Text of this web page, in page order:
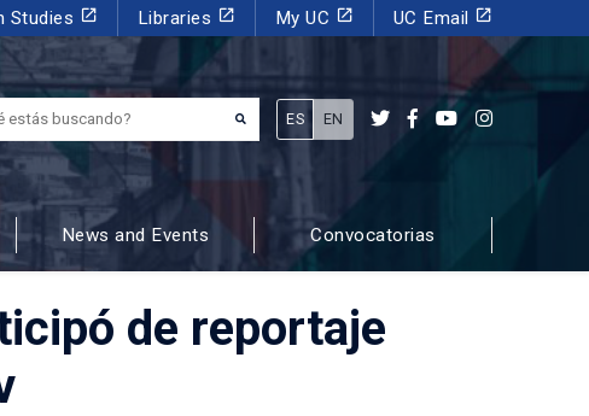
Studies launch Libraries launch My UC launch UC Email launch
¿Qué estás buscando?
ES EN
News and Events Convocatorias
de reportaje